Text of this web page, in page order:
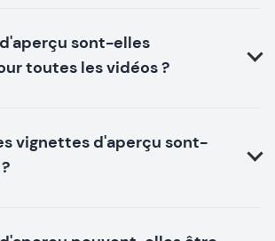
sont-elles
toutes les vidéos ?
vignettes d'aperçu sont-